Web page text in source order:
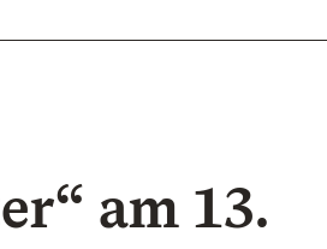
am 13.